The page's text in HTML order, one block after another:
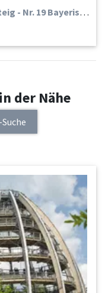
Spiegelau - St. Oswald-Riedlhütte - Neuschönau - Mauth
der Nähe